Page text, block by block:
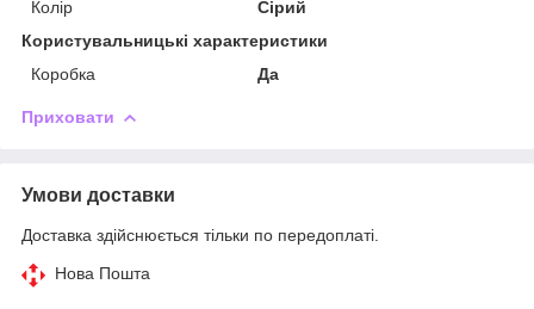
Колір
Сірий
Користувальницькі характеристики
Коробка
Да
Приховати
Умови доставки
Доставка здійснюється тільки по передоплаті.
Нова Пошта